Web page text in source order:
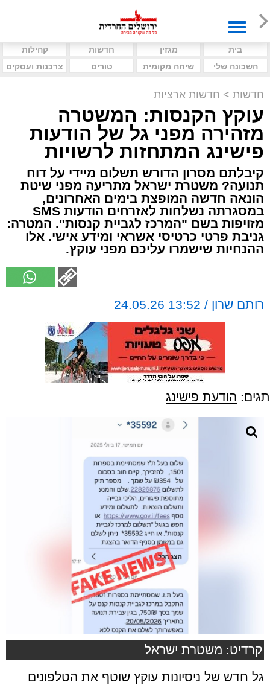
בית מגזין חדשות
קהילות
השכונה שלי
שיחה מקומית טורים צרכנות ועסקים
חדשות > חדשות ארציות
עוקץ הקנסות: המשטרה
מזהירה מפני גל של הודעות
פישינג המתחזות לרשויות
קיבלתם מסרון הדורש תשלום מיידי על דוח
תנועה? משטרת ישראל מתריעה מפני שיטת
הונאה חדשה המופצת בימים האחרונים,
במסגרתה נשלחות לאזרחים הודעות SMS
מזויפות בשם "המרכז לגביית קנסות". המטרה:
גניבת פרטי כרטיסי אשראי ומידע אישי. אלו
ההנחיות שישמרו עליכם מפני עוקץ.
רותם שרון / 13:52 24.05.26
תגים: הודעת פישינג
קרדיט: משטרת ישראל
גל חדש של ניסיונות עוקץ שוטף את הטלפונים